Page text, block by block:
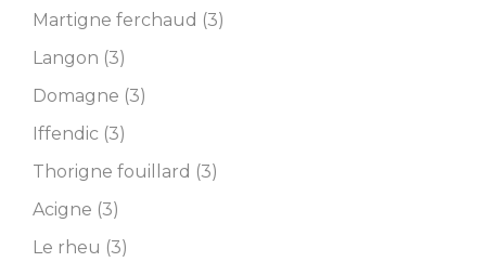
Martigne ferchaud (3)
Langon (3)
Domagne (3)
Iffendic (3)
Thorigne fouillard (3)
Acigne (3)
Le rheu (3)